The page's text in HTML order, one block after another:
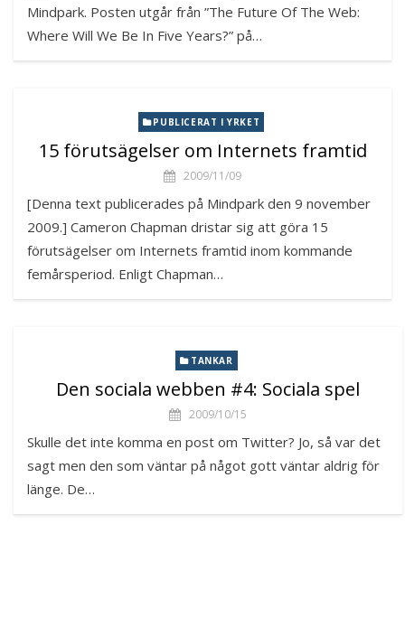
Mindpark. Posten utgår från ”The Future Of The Web:
Where Will We Be In Five Years?” på…
PUBLICERAT I YRKET
15 förutsägelser om Internets framtid
2009/11/09
[Denna text publicerades på Mindpark den 9 november
2009.] Cameron Chapman dristar sig att göra 15
förutsägelser om Internets framtid inom kommande
femårsperiod. Enligt Chapman…
TANKAR
Den sociala webben #4: Sociala spel
2009/10/15
Skulle det inte komma en post om Twitter? Jo, så var det
sagt men den som väntar på något gott väntar aldrig för
länge. De…